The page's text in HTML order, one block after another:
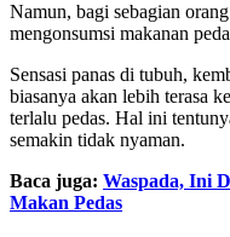
Namun, bagi sebagian
mengonsumsi makanan
Sensasi panas di tubuh,
biasanya akan lebih terasa
terlalu pedas. Hal ini
semakin tidak nyaman.
Baca juga: Waspada, Ini
Makan Pedas